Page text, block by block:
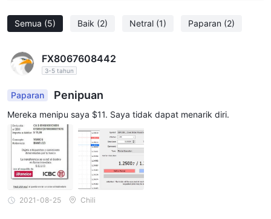
Semua (5) Baik (2) Netral (1) Paparan (2)
FX8067608442
3-5 tahun
Paparan Penipuan
Mereka menipu saya $11. Saya tidak dapat menarik diri.
2021-08-25 Chili